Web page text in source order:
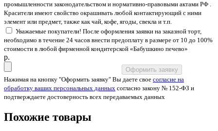
промышленности законодательством и нормативно-правовыми актами РФ .
Красители имеют свойство окрашивать любой контактирующий с ними
элемент или предмет, также как чай, кофе, ягоды, свекла и т.п.
Уважаемые покупатели! После оформления заявки на заказной торт,
необходимо в течение 24 часов внести предоплату в размере от 10 до 100%
стоимости в любой фирменной кондитерской «Бабушкино печево»
p.
Оформить заявку
Нажимая на кнопку "Оформить заявку" Вы даете свое согласие на
обработку ваших персональных данных согласно закону № 152-ФЗ и
подтверждаете достоверность всех передаваемых данных
Похожие товары